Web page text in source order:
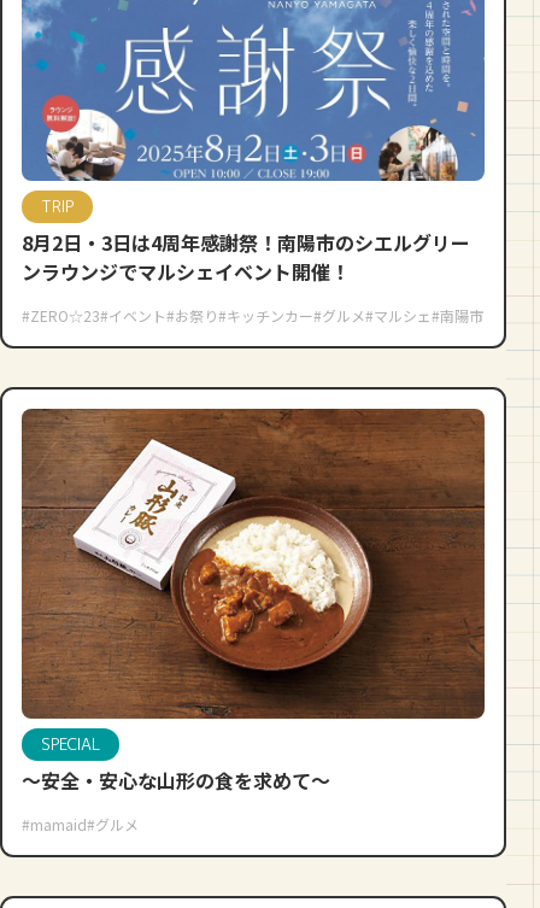
TRIP
8月2日・3日は4周年感謝祭！南陽市のシエルグリー
ンラウンジでマルシェイベント開催！
#ZERO☆23#イベント#お祭り#キッチンカー#グルメ#マルシェ#南陽市
SPECIAL
〜安全・安心な山形の食を求めて〜
#mamaid#グルメ